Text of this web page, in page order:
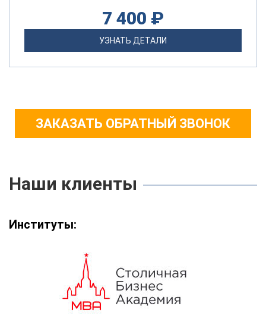
7 400 ₽
УЗНАТЬ ДЕТАЛИ
ЗАКАЗАТЬ ОБРАТНЫЙ ЗВОНОК
Наши клиенты
Институты: